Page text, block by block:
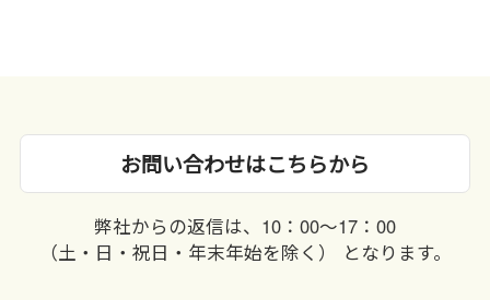
お問い合わせはこちらから
弊社からの返信は、10：00〜17：00
（土・日・祝日・年末年始を除く） となります。